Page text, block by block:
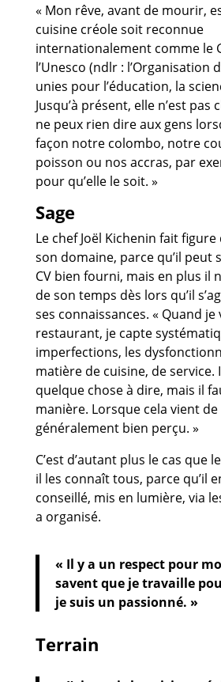
« Mon rêve, avant de mourir,
cuisine créole soit reconnue
internationalement comme le
l’Unesco (ndlr : l’Organisation
unies pour l’éducation, la
Jusqu’à présent, elle n’est pas
ne peux rien dire aux gens
façon notre colombo, notre
poisson ou nos accras, par
pour qu’elle le soit. »
Sage
Le chef Joël Kichenin fait figure
son domaine, parce qu’il peut
CV bien fourni, mais en plus il
de son temps dès lors qu’il
ses connaissances. « Quand je
restaurant, je capte
imperfections, les
matière de cuisine, de service.
quelque chose à dire, mais il
manière. Lorsque cela vient
généralement bien perçu. »
C’est d’autant plus le cas que
il les connaît tous, parce qu’il
conseillé, mis en lumière, via
a organisé.
« Il y a un respect pour
savent que je travaille
je suis un passionné. »
Terrain